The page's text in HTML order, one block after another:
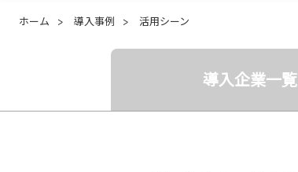
ホーム 導入事例 活用シーン
導入企業一覧